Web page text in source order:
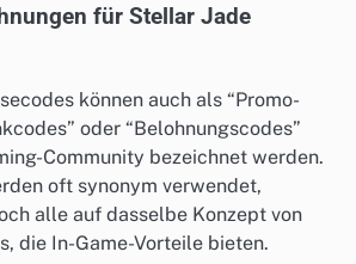
für Stellar Jade
können auch als “Promo-
oder “Belohnungscodes”
Community bezeichnet werden.
oft synonym verwendet,
alle auf dasselbe Konzept von
die In-Game-Vorteile bieten.